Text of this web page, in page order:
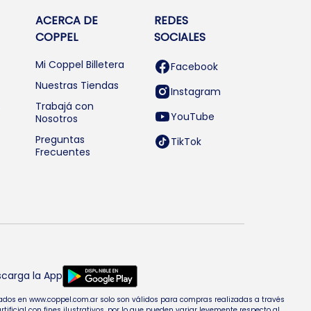
ACERCA DE
COPPEL
Mi Coppel Billetera
Nuestras Tiendas
Trabajá con
Nosotros
Preguntas
Frecuentes
REDES
SOCIALES
Facebook
Instagram
YouTube
TikTok
la App
en www.coppel.com.ar solo son válidos para compras realizadas a través